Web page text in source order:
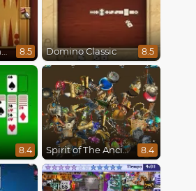
Classic Backgammon 8.5 Domino Classic 8.5
8.4 Spirit of The Ancient Forest 8.4